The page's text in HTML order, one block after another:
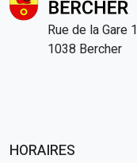
Rue de la Gare 1
1038 Bercher
HORAIRES